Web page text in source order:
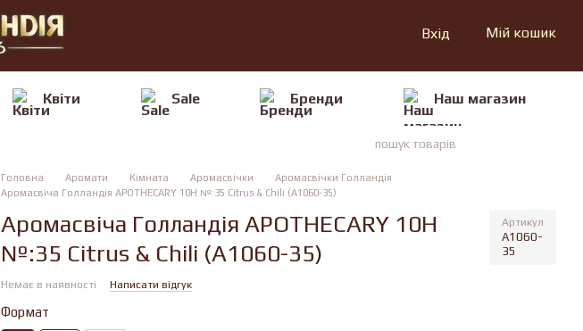
Вхід Мій кошик
Квiти Sale Бренди Наш магазин
Головна Аромати Кімната Аромасвічки
Аромасвічки Голландія
Аромасвіча Голландiя APOTHECARY 10H №:35 Citrus & Chili (A1060-35)
Аромасвіча Голландiя APOTHECARY 10H
№:35 Citrus & Chili (A1060-35)
Артикул
A1060-
35
Немає в наявності Написати відгук
Формат